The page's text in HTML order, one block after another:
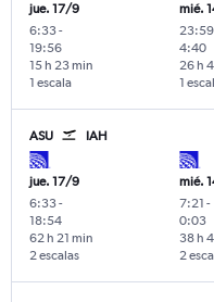
jue. 17/9
6:33-
19:56
1 escala
15 h 23 min
mié.
23:59
4:40
1
26 h
ASU IAH
jue. 17/9
6:33-
18:54
2 escalas
62 h 21 min
mié.
7:21 -
0:03
2
38 h